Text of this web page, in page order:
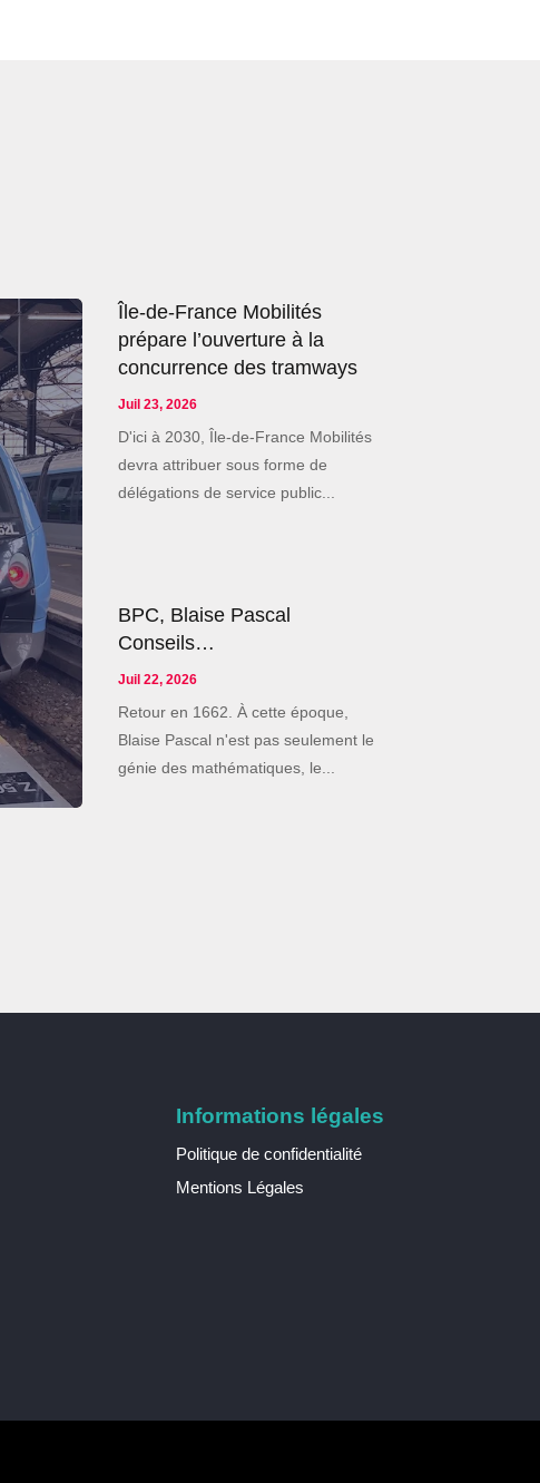
Île-de-France Mobilités
prépare l’ouverture à la
concurrence des tramways
Juil 23, 2026
D'ici à 2030, Île-de-France Mobilités
devra attribuer sous forme de
délégations de service public...
BPC, Blaise Pascal
Conseils…
Juil 22, 2026
Retour en 1662. À cette époque,
Blaise Pascal n'est pas seulement le
génie des mathématiques, le...
Informations légales
Politique de confidentialité
Mentions Légales